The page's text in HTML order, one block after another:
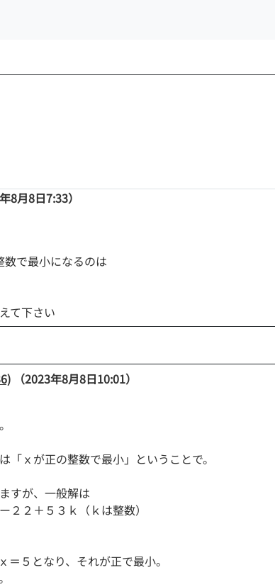
8月8日7:33）
で最小になるのは
て下さい
（2023年8月8日10:01）
「ｘが正の整数で最小」ということで。
すが、一般解は
２２＋５３ｋ（ｋは整数）
＝５となり、それが正で最小。